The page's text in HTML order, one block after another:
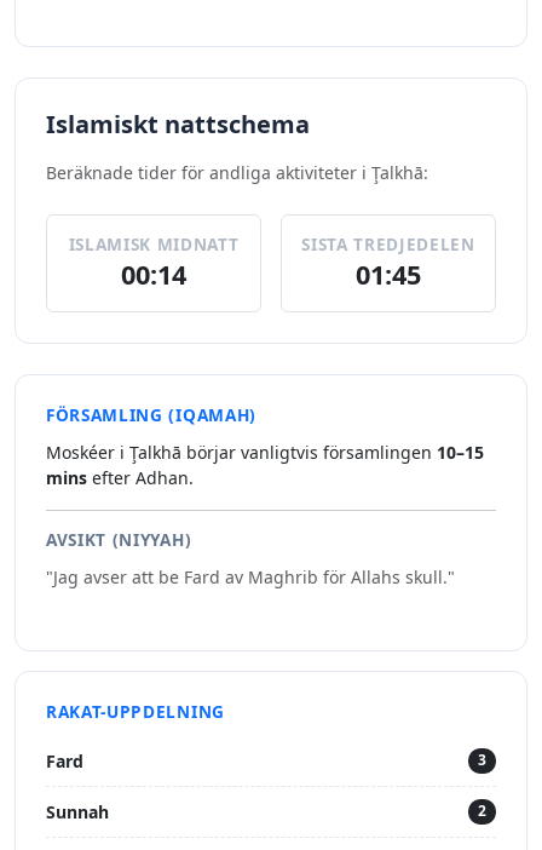
Islamiskt nattschema
Beräknade tider för andliga aktiviteter i Ţalkhā:
ISLAMISK MIDNATT
00:14
SISTA TREDJEDELEN
01:45
FÖRSAMLING (IQAMAH)
Moskéer i Ţalkhā börjar vanligtvis församlingen 10–15
mins efter Adhan.
AVSIKT (NIYYAH)
"Jag avser att be Fard av Maghrib för Allahs skull."
RAKAT-UPPDELNING
Fard 3
Sunnah 2